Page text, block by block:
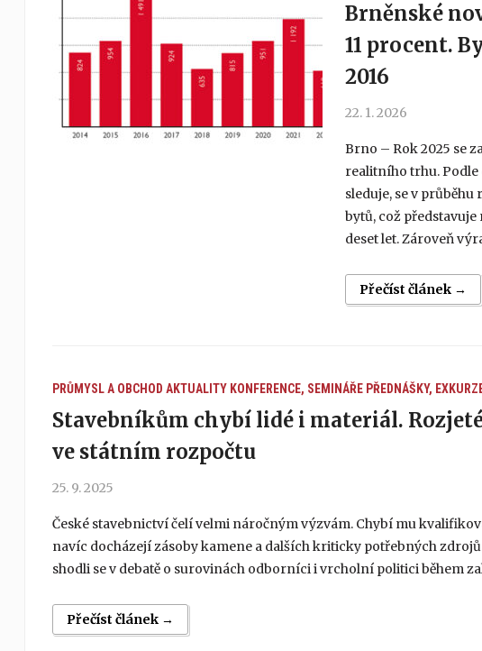
Brněnské
11 procent.
2016
22. 1. 2026
Brno – Rok 2025 se
realitního trhu. Podle
sleduje, se v
bytů, což
deset let. Zároveň
Přečíst článek →
PRŮMYSL A OBCHOD AKTUALITY KONFERENCE, SEMINÁŘE PŘEDNÁŠKY,
Stavebníkům chybí lidé i materiál.
ve státním rozpočtu
25. 9. 2025
České stavebnictví čelí velmi náročným výzvám. Chybí mu
navíc docházejí zásoby kamene a dalších kriticky potřebných
shodli se v debatě o surovinách odborníci i vrcholní politici během
Přečíst článek →